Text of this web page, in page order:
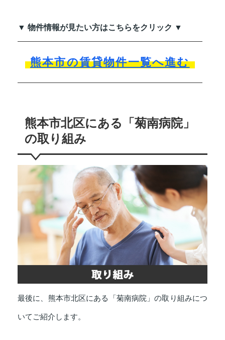
▼ 物件情報が見たい方はこちらをクリック ▼
熊本市の賃貸物件一覧へ進む
熊本市北区にある「菊南病院」
の取り組み
最後に、熊本市北区にある「菊南病院」の取り組みにつ
いてご紹介します。